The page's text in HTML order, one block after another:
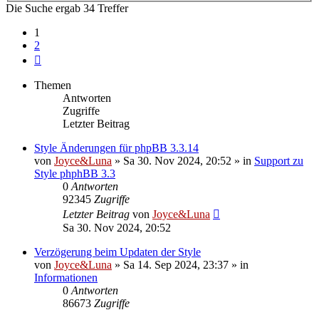
Die Suche ergab 34 Treffer
1
2
Themen
Antworten
Zugriffe
Letzter Beitrag
Style Änderungen für phpBB 3.3.14
von Joyce&Luna » Sa 30. Nov 2024, 20:52 » in Support zu
Style phphBB 3.3
0 Antworten
92345 Zugriffe
Letzter Beitrag von Joyce&Luna
Sa 30. Nov 2024, 20:52
Verzögerung beim Updaten der Style
von Joyce&Luna » Sa 14. Sep 2024, 23:37 » in
Informationen
0 Antworten
86673 Zugriffe